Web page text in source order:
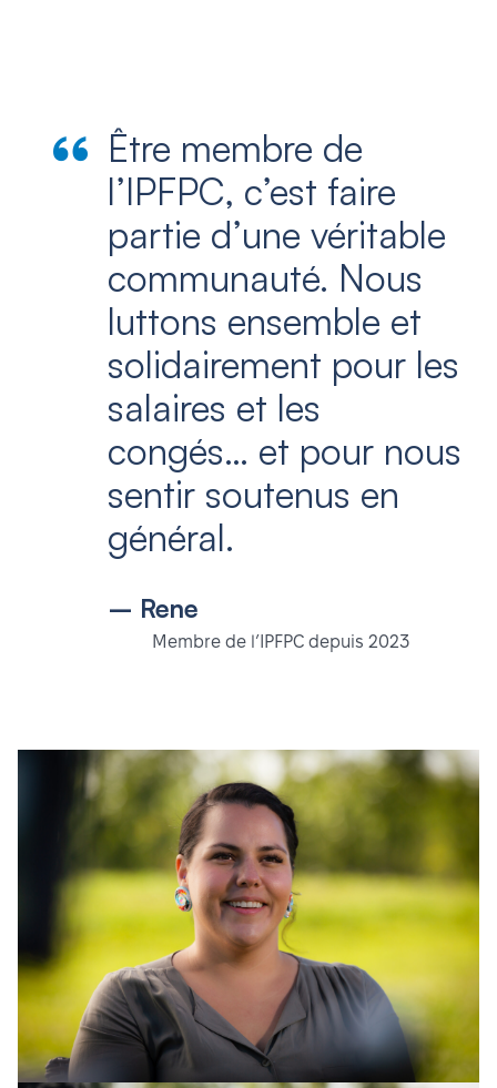
Être membre de
l’IPFPC, c’est faire
partie d’une véritable
communauté. Nous
luttons ensemble et
solidairement pour les
salaires et les
congés… et pour nous
sentir soutenus en
général.
– Rene
Membre de l’IPFPC depuis 2023